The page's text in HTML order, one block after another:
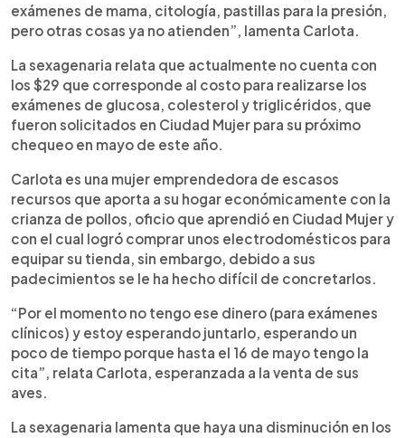
exámenes de mama, citología, pastillas para la presión,
pero otras cosas ya no atienden”, lamenta Carlota.
La sexagenaria relata que actualmente no cuenta con
los $29 que corresponde al costo para realizarse los
exámenes de glucosa, colesterol y triglicéridos, que
fueron solicitados en Ciudad Mujer para su próximo
chequeo en mayo de este año.
Carlota es una mujer emprendedora de escasos
recursos que aporta a su hogar económicamente con la
crianza de pollos, oficio que aprendió en Ciudad Mujer y
con el cual logró comprar unos electrodomésticos para
equipar su tienda, sin embargo, debido a sus
padecimientos se le ha hecho difícil de concretarlos.
“Por el momento no tengo ese dinero (para exámenes
clínicos) y estoy esperando juntarlo, esperando un
poco de tiempo porque hasta el 16 de mayo tengo la
cita”, relata Carlota, esperanzada a la venta de sus
aves.
La sexagenaria lamenta que haya una disminución en los